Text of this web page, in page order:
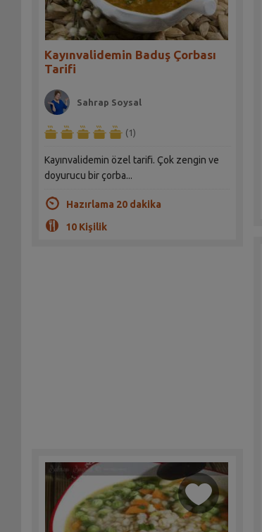
Kayınvalidemin Baduş Çorbası
Tarifi
Sahrap Soysal
(1)
Kayınvalidemin özel tarifi. Çok zengin ve
doyurucu bir çorba...
Hazırlama 20 dakika
10 Kişilik